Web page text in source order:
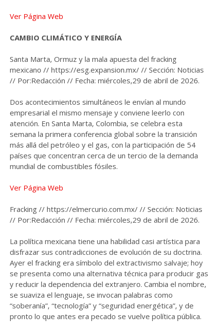
Ver Página Web
CAMBIO CLIMÁTICO Y ENERGÍA
Santa Marta, Ormuz y la mala apuesta del fracking
mexicano // https://esg.expansion.mx/ // Sección: Noticias
// Por:Redacción // Fecha: miércoles,29 de abril de 2026.
Dos acontecimientos simultáneos le envían al mundo
empresarial el mismo mensaje y conviene leerlo con
atención. En Santa Marta, Colombia, se celebra esta
semana la primera conferencia global sobre la transición
más allá del petróleo y el gas, con la participación de 54
países que concentran cerca de un tercio de la demanda
mundial de combustibles fósiles.
Ver Página Web
Fracking // https://elmercurio.com.mx/ // Sección: Noticias
// Por:Redacción // Fecha: miércoles,29 de abril de 2026.
La política mexicana tiene una habilidad casi artística para
disfrazar sus contradicciones de evolución de su doctrina.
Ayer el fracking era símbolo del extractivismo salvaje; hoy
se presenta como una alternativa técnica para producir gas
y reducir la dependencia del extranjero. Cambia el nombre,
se suaviza el lenguaje, se invocan palabras como
“soberanía”, “tecnología” y “seguridad energética”, y de
pronto lo que antes era pecado se vuelve política pública.